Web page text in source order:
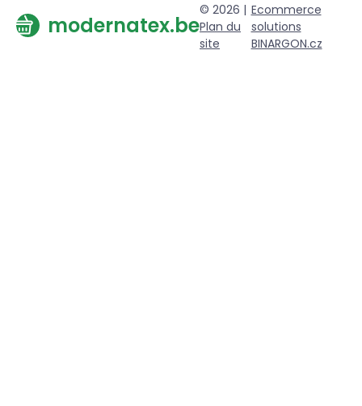
modernatex.be
© 2026 |
Plan du
site
Ecommerce
solutions
BINARGON.cz